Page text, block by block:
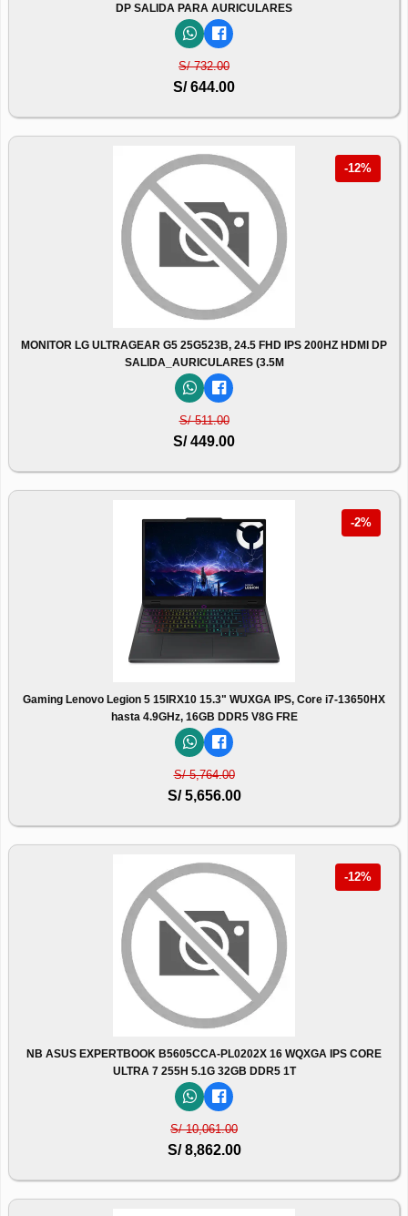
DP SALIDA PARA AURICULARES
S/ 732.00
S/ 644.00
-12%
MONITOR LG ULTRAGEAR G5 25G523B, 24.5 FHD IPS 200HZ HDMI DP
SALIDA_AURICULARES (3.5M
S/ 511.00
S/ 449.00
-2%
Gaming Lenovo Legion 5 15IRX10 15.3" WUXGA IPS, Core i7-13650HX
hasta 4.9GHz, 16GB DDR5 V8G FRE
S/ 5,764.00
S/ 5,656.00
-12%
NB ASUS EXPERTBOOK B5605CCA-PL0202X 16 WQXGA IPS CORE
ULTRA 7 255H 5.1G 32GB DDR5 1T
S/ 10,061.00
S/ 8,862.00